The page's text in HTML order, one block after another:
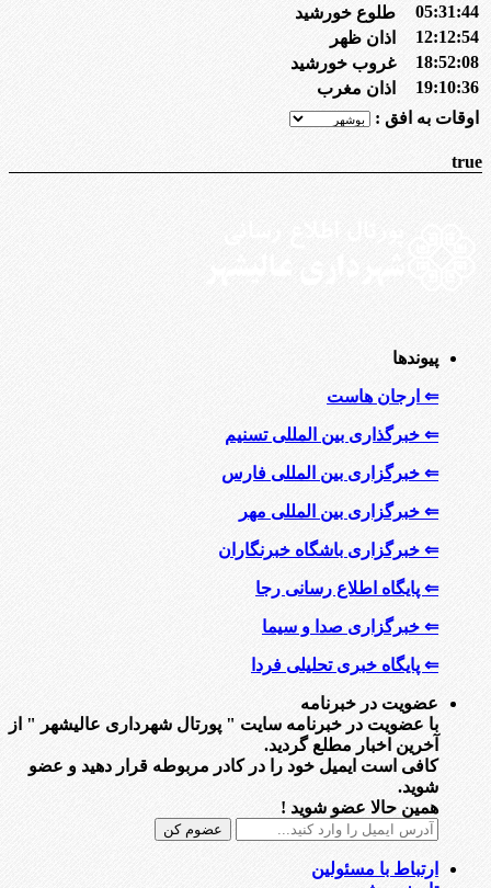
05:31:44
طلوع خورشید
12:12:54
اذان ظهر
18:52:08
غروب خورشید
19:10:36
اذان مغرب
اوقات به افق :
true
پیوندها
⇐ ارجان هاست
⇐ خبرگذاری بین المللی تسنیم
⇐ خبرگزاری بین المللی فارس
⇐ خبرگزاری بین المللی مهر
⇐ خبرگزاری باشگاه خبرنگاران
⇐ پایگاه اطلاع رسانی رجا
⇐ خبرگزاری صدا و سیما
⇐ پایگاه خبری تحلیلی فردا
عضویت در خبرنامه
با عضویت در خبرنامه سایت " پورتال شهرداری عالیشهر " از
آخرین اخبار مطلع گردید.
کافی است ایمیل خود را در کادر مربوطه قرار دهید و عضو
شوید.
همین حالا عضو شوید !
ارتباط با مسئولین